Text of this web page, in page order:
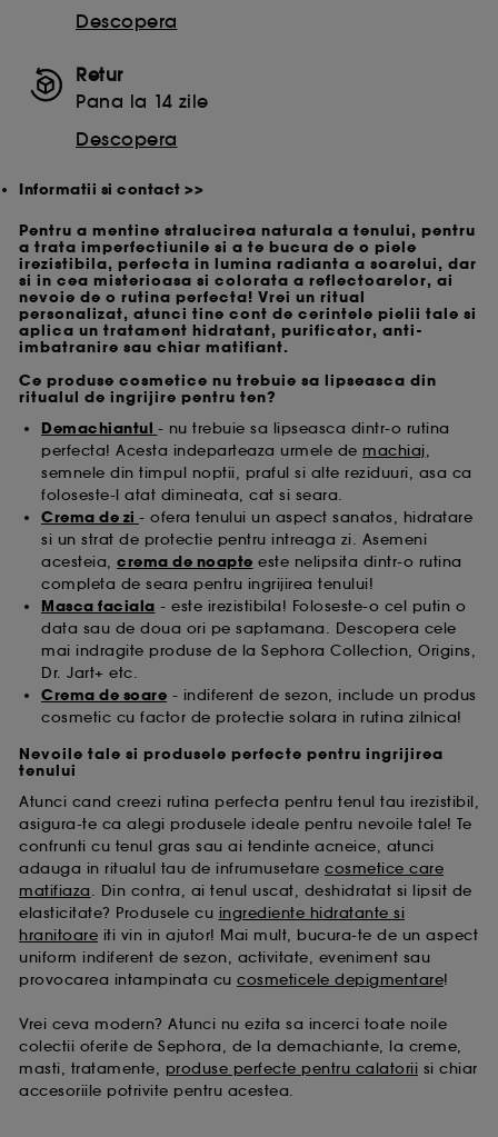
Descopera
Retur
Pana la 14 zile
Descopera
Informatii si contact >>
Pentru a mentine stralucirea naturala a tenului, pentru
a trata imperfectiunile si a te bucura de o piele
irezistibila, perfecta in lumina radianta a soarelui, dar
si in cea misterioasa si colorata a reflectoarelor, ai
nevoie de o rutina perfecta! Vrei un ritual
personalizat, atunci tine cont de cerintele pielii tale si
aplica un tratament hidratant, purificator, anti-
imbatranire sau chiar matifiant.
Ce produse cosmetice nu trebuie sa lipseasca din
ritualul de ingrijire pentru ten?
Demachiantul - nu trebuie sa lipseasca dintr-o rutina
perfecta! Acesta indeparteaza urmele de machiaj,
semnele din timpul noptii, praful si alte reziduuri, asa ca
foloseste-l atat dimineata, cat si seara.
Crema de zi - ofera tenului un aspect sanatos, hidratare
si un strat de protectie pentru intreaga zi. Asemeni
acesteia, crema de noapte este nelipsita dintr-o rutina
completa de seara pentru ingrijirea tenului!
Masca faciala - este irezistibila! Foloseste-o cel putin o
data sau de doua ori pe saptamana. Descopera cele
mai indragite produse de la Sephora Collection, Origins,
Dr. Jart+ etc.
Crema de soare - indiferent de sezon, include un produs
cosmetic cu factor de protectie solara in rutina zilnica!
Nevoile tale si produsele perfecte pentru ingrijirea
tenului
Atunci cand creezi rutina perfecta pentru tenul tau irezistibil,
asigura-te ca alegi produsele ideale pentru nevoile tale! Te
confrunti cu tenul gras sau ai tendinte acneice, atunci
adauga in ritualul tau de infrumusetare cosmetice care
matifiaza. Din contra, ai tenul uscat, deshidratat si lipsit de
elasticitate? Produsele cu ingrediente hidratante si
hranitoare iti vin in ajutor! Mai mult, bucura-te de un aspect
uniform indiferent de sezon, activitate, eveniment sau
provocarea intampinata cu cosmeticele depigmentare!
Vrei ceva modern? Atunci nu ezita sa incerci toate noile
colectii oferite de Sephora, de la demachiante, la creme,
masti, tratamente, produse perfecte pentru calatorii si chiar
accesoriile potrivite pentru acestea.